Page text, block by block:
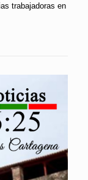
trabajadoras en